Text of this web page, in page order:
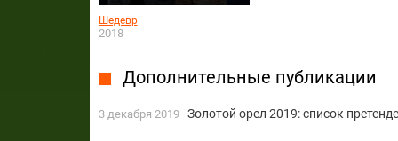
Шедевр
2018
Дополнительные публикации
3 декабря 2019 Золотой орел 2019: список